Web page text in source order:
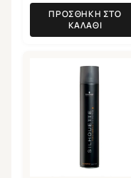
ΠΡΟΣΘΉΚΗ ΣΤΟ
ΚΑΛΆΘΙ